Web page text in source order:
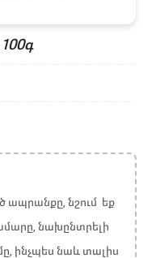
ապրանքը, նշում եք
նախընտրելի
ինչպես նաև տալիս